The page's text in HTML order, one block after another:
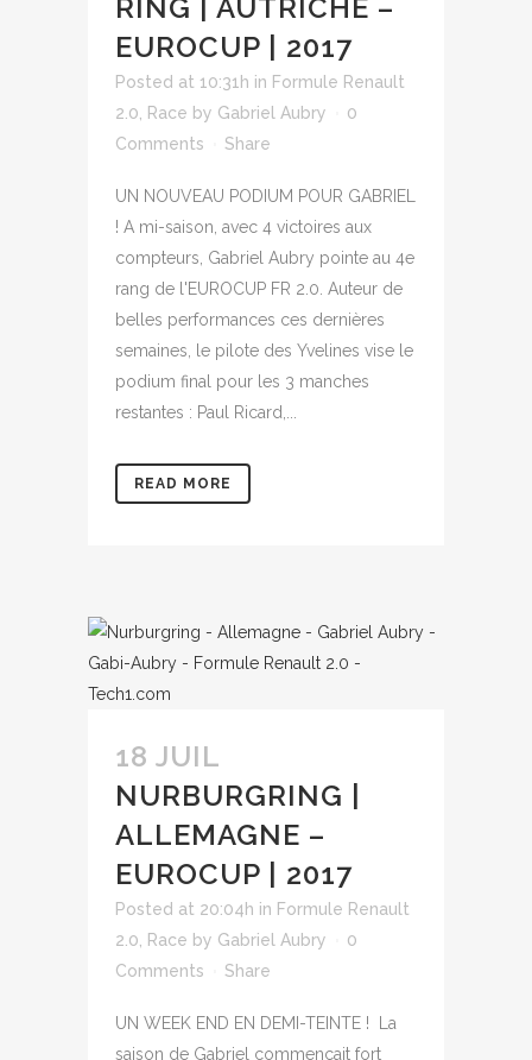
RING | AUTRICHE –
EUROCUP | 2017
Posted at 10:31h in Formule Renault
2.0
Race by Gabriel Aubry
0
Comments
Share
UN NOUVEAU PODIUM POUR GABRIEL
! A mi-saison, avec 4 victoires aux
compteurs, Gabriel Aubry pointe au 4e
rang de l'EUROCUP FR 2.0. Auteur de
belles performances ces dernières
semaines, le pilote des Yvelines vise le
podium final pour les 3 manches
restantes : Paul Ricard,...
READ MORE
18 JUIL
NURBURGRING |
ALLEMAGNE –
EUROCUP | 2017
Posted at 20:04h in Formule Renault
2.0
Race by Gabriel Aubry
0
Comments
Share
UN WEEK END EN DEMI-TEINTE ! La
saison de Gabriel commençait fort